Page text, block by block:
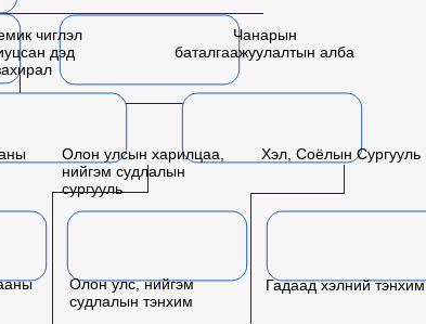
чиглэл
дэд
Чанарын
баталгаажуулалтын алба
Олон улсын харилцаа,
нийгэм судлалын
сургууль
Хэл, Соёлын Сургууль
Олон улс, нийгэм
судлалын тэнхим
Гадаад хэлний тэнхим